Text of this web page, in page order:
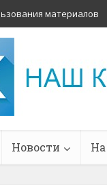
материалов
Новости